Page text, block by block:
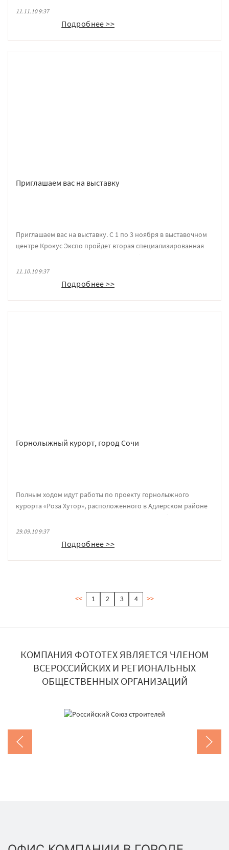
подготовке проектной документации.
11.11.10 9:37
Подробнее >>
Приглашаем вас на выставку
Приглашаем вас на выставку. С 1 по 3 ноября в выставочном
центре Крокус Экспо пройдет вторая специализированная
«СТРОИТЕЛЬНЫЙ СЕЗОН 2010». Компания ФОТОТЕХ
приглашает посетить наш стенд А520, где будет представлена
как наша постоянная продукция, так и новинки этого года.
11.10.10 9:37
Подробнее >>
Горнолыжный курорт, город Сочи
Полным ходом идут работы по проекту горнолыжного
курорта «Роза Хутор», расположенного в Адлерском районе
компания ФОТОТЕХ изготовит более 270 кв.м.
противопожарных светопрозрачных конструкций
огнестойкостью от 30 до 90 минут.
29.09.10 9:37
Подробнее >>
<< 1 2 3 4 >>
КОМПАНИЯ ФОТОТЕХ ЯВЛЯЕТСЯ ЧЛЕНОМ
ВСЕРОССИЙСКИХ И РЕГИОНАЛЬНЫХ
ОБЩЕСТВЕННЫХ ОРГАНИЗАЦИЙ